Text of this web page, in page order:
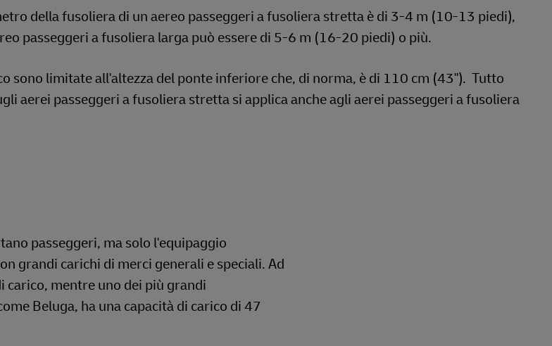
della fusoliera di un aereo passeggeri a fusoliera stretta è di 3-4 m (10-13 piedi),
passeggeri a fusoliera larga può essere di 5-6 m (16-20 piedi) o più.
sono limitate all'altezza del ponte inferiore che, di norma, è di 110 cm (43"). Tutto
aerei passeggeri a fusoliera stretta si applica anche agli aerei passeggeri a fusoliera
passeggeri, ma solo l'equipaggio
grandi carichi di merci generali e speciali. Ad
carico, mentre uno dei più grandi
Beluga, ha una capacità di carico di 47